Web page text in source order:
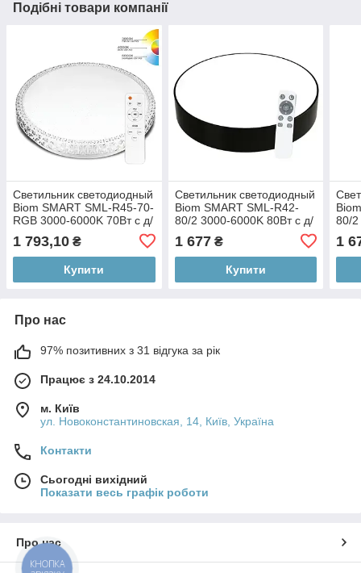
Подібні товари компанії
Светильник светодиодный
Biom SMART SML-R45-70-
RGB 3000-6000K 70Вт с д/
1 793,10 ₴
Купити
Светильник светодиодный
Biom SMART SML-R42-
80/2 3000-6000K 80Вт с д/
1 677₴
Купити
80/2
1
Про нас
97% позитивних з 31 відгука за рік
Працює з 24.10.2014
м. Київ
ул. Новоконстантиновская, 14, Київ, Україна
Контакти
Сьогодні вихідний
Показати весь графік роботи
Про нас
КНОПКА